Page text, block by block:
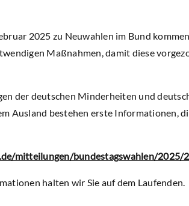
2025 zu Neuwahlen im Bund
Maßnahmen, damit diese
der deutschen Minderheiten und
Ausland bestehen erste Informationen,
mitteilungen/bundestagswahlen/2025/
halten wir Sie auf dem Laufenden.